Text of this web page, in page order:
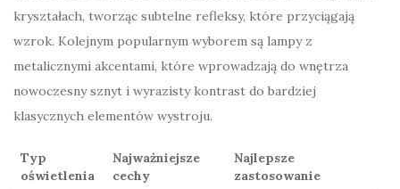
kryształach, tworząc subtelne refleksy, które przyciągają
wzrok. Kolejnym popularnym wyborem są lampy z
metalicznymi akcentami, które wprowadzają do wnętrza
nowoczesny sznyt i wyrazisty kontrast do bardziej
klasycznych elementów wystroju.
Typ
oświetlenia
Najważniejsze
cechy
Najlepsze
zastosowanie